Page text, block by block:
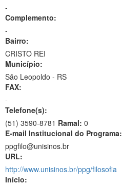
-
Complemento:
-
Bairro:
CRISTO REI
Município:
São Leopoldo - RS
FAX:
-
Telefone(s):
(51) 3590-8781 Ramal: 0
E-mail Institucional do Programa:
ppgfilo@unisinos.br
URL:
http://www.unisinos.br/ppg/filosofia
Início: